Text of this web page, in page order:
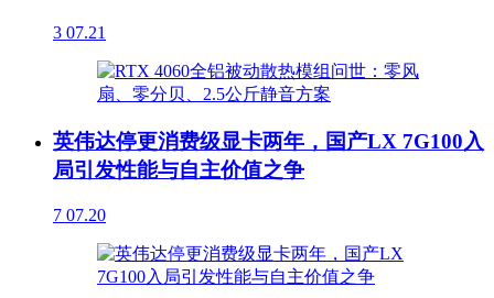
3 07.21
英伟达停更消费级显卡两年，国产LX 7G100入
局引发性能与自主价值之争
7 07.20